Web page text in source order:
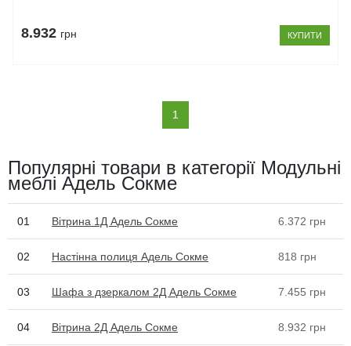
8.932 грн КУПИТИ
1
Популярні товари в категорії Модульні
меблі Адель Сокме
01 Вітрина 1Д Адель Сокме 6.372 грн
02 Настінна полиця Адель Сокме 818 грн
03 Шафа з дзеркалом 2Д Адель Сокме 7.455 грн
04 Вітрина 2Д Адель Сокме 8.932 грн